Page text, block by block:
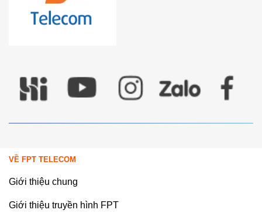
VỀ FPT TELECOM
Giới thiệu chung
Giới thiệu truyền hình FPT